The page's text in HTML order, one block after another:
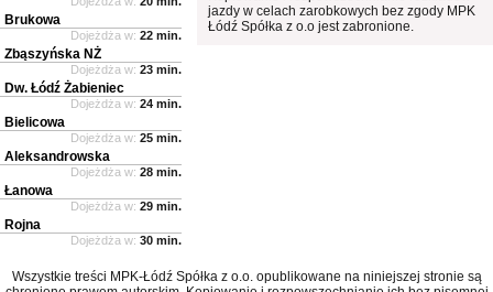
jazdy w celach zarobkowych bez zgody MPK
Łódź Spółka z o.o jest zabronione.
Brukowa
Dojeżdża w: 22 min.
Zbąszyńska NŻ
Dojeżdża w: 23 min.
Dw. Łódź Żabieniec
Dojeżdża w: 24 min.
Bielicowa
Dojeżdża w: 25 min.
Aleksandrowska
Dojeżdża w: 28 min.
Łanowa
Dojeżdża w: 29 min.
Rojna
Dojeżdża w: 30 min.
Wszystkie treści MPK-Łódź Spółka z o.o. opublikowane na niniejszej stronie są